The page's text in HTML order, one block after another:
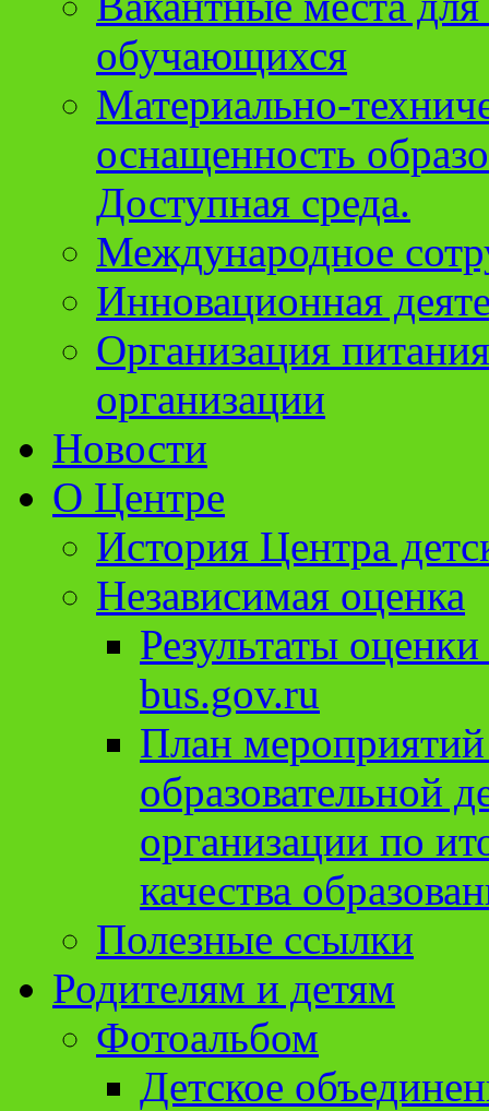
обучающихся
Материально-
оснащенность
Доступная среда.
Международное
Инновационная
Организация
организации
Новости
О Центре
История Центра
Независимая оценка
Результаты
bus.gov.ru
План
образовательной
организации по
качества
Полезные ссылки
Родителям и детям
Фотоальбом
Детское